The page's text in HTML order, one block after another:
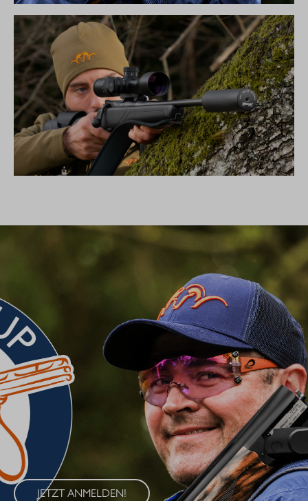
BLASER CUP 2026
Erleben Sie den Blaser Cup 2026 – eine exklusive Serie von
Wettkämpfen im Wurfscheibenschießen, die an vier
renommierten Standorten in Deutschland ausgetragen wird. Der
Blaser Cup bietet Schützen aller Klassen die Möglichkeit, ihre
Fähigkeiten im sportlichen Wettkampf unter Beweis zu stellen.
JETZT ANMELDEN!